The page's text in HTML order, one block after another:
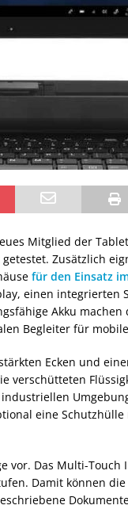
Mitglied der
Zusätzlich
für den Einsatz
einen
Akku machen
Begleiter für
Ecken und
verschütteten
eine
vor. Das Multi-Touch
Damit können